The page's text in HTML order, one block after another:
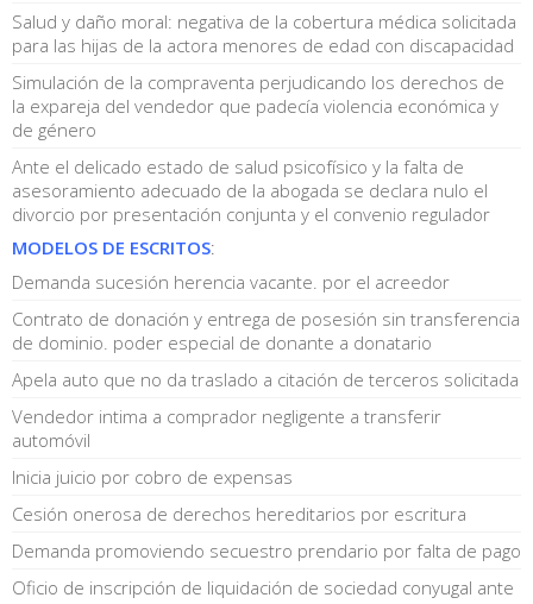
Salud y daño moral: negativa de la cobertura médica solicitada
para las hijas de la actora menores de edad con discapacidad
Simulación de la compraventa perjudicando los derechos de
la expareja del vendedor que padecía violencia económica y
de género
Ante el delicado estado de salud psicofísico y la falta de
asesoramiento adecuado de la abogada se declara nulo el
divorcio por presentación conjunta y el convenio regulador
MODELOS DE ESCRITOS:
Demanda sucesión herencia vacante. por el acreedor
Contrato de donación y entrega de posesión sin transferencia
de dominio. poder especial de donante a donatario
Apela auto que no da traslado a citación de terceros solicitada
Vendedor intima a comprador negligente a transferir
automóvil
Inicia juicio por cobro de expensas
Cesión onerosa de derechos hereditarios por escritura
Demanda promoviendo secuestro prendario por falta de pago
Oficio de inscripción de liquidación de sociedad conyugal ante